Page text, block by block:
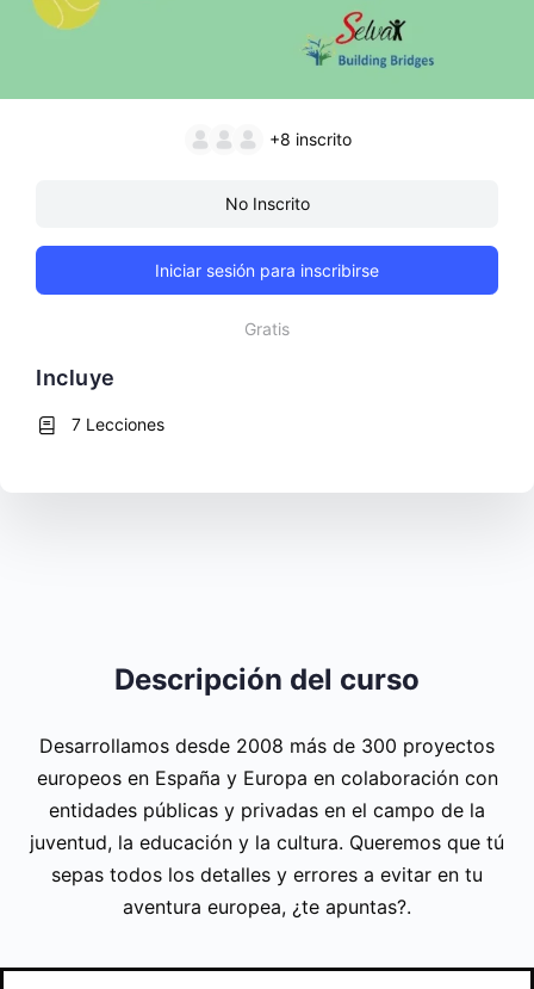
Descripción del curso
Desarrollamos desde 2008 más de 300 proyectos
europeos en España y Europa en colaboración con
entidades públicas y privadas en el campo de la
juventud, la educación y la cultura. Queremos que tú
sepas todos los detalles y errores a evitar en tu
aventura europea, ¿te apuntas?.
+8 inscrito
No Inscrito
Iniciar sesión para inscribirse
Gratis
Incluye
7 Lecciones